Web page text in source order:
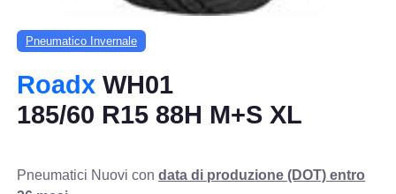
Pneumatico Invernale
Roadx WH01
185/60 R15 88H M+S XL
Pneumatici Nuovi condata di produzione (DOT) entro